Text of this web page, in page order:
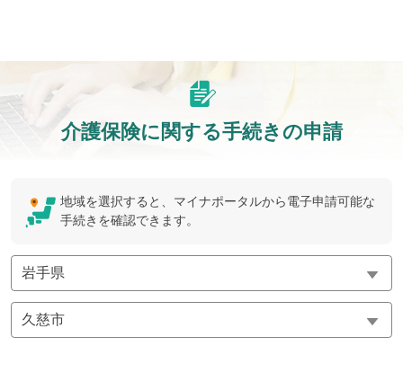
介護保険に関する手続きの申請
地域を選択すると、マイナポータルから電子申請可能な
手続きを確認できます。